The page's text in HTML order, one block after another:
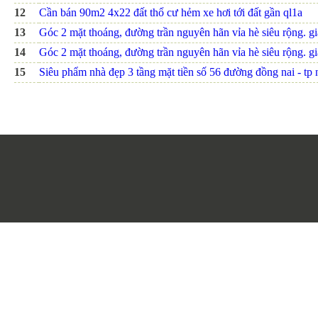
12
Cần bán 90m2 4x22 đất thổ cư hẻm xe hơi tới đất gần ql1a
13
Góc 2 mặt thoáng, đường trần nguyên hãn vỉa hè siêu rộng.
14
Góc 2 mặt thoáng, đường trần nguyên hãn vỉa hè siêu rộng.
15
Siêu phẩm nhà đẹp 3 tầng mặt tiền số 56 đường đồng nai - tp